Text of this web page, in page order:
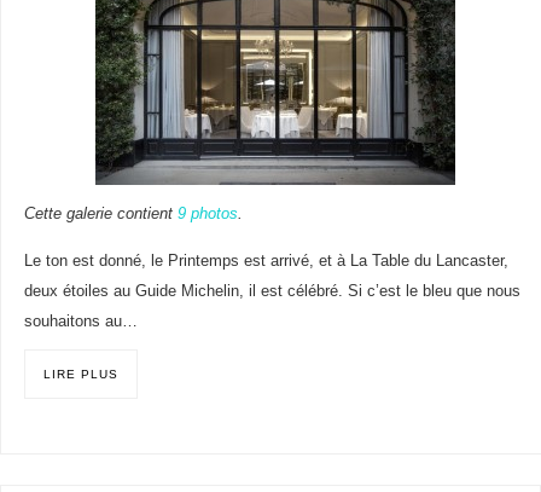
Cette galerie contient 9 photos.
Le ton est donné, le Printemps est arrivé, et à La Table du Lancaster,
deux étoiles au Guide Michelin, il est célébré. Si c’est le bleu que nous
souhaitons au…
LIRE PLUS